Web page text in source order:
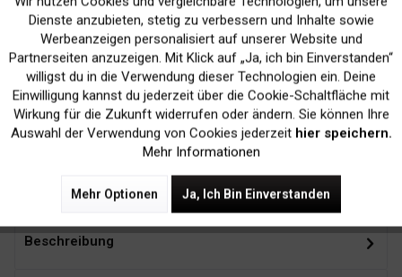
Kein Verlust der
Druckergarantie
Versand innerhalb von
24H*
Zubehör 22
Beschreibung
Marketing Inaktiv
Tracking Inaktiv
Dienste anzubieten, stetig zu verbessern und Inhalte sowie
Werbeanzeigen personalisiert auf unserer Website und
Partnerseiten anzuzeigen. Mit Klick auf „Ja, ich bin Einverstanden“
willigst du in die Verwendung dieser Technologien ein. Deine
Einwilligung kannst du jederzeit über die Cookie-Schaltfläche mit
Wirkung für die Zukunft widerrufen oder ändern. Sie können Ihre
Auswahl der Verwendung von Cookies jederzeit hier speichern.
Mehr Informationen
Mehr Optionen Ja, Ich Bin Einverstanden